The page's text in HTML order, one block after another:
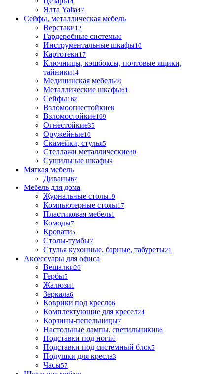
Ялта Yalta47
Сейфы, металлическая мебель
Верстаки12
Гардеробные системы0
Инструментальные шкафы10
Картотеки17
Ключницы, кэшбоксы, почтовые ящики,
тайники14
Медицинская мебель40
Металлические шкафы61
Сейфы162
Взломоогнестойкие8
Взломостойкие109
Огнестойкие35
Оружейные10
Скамейки, стулья5
Стеллажи металлические80
Сушильные шкафы9
Мягкая мебель
Диваны67
Мебель для дома
Журнальные столы19
Компьютерные столы17
Пластиковая мебель1
Комоды7
Кровати5
Столы-тумбы7
Стулья кухонные, барные, табуреты21
Аксессуары для офиса
Вешалки26
Гербы5
Жалюзи1
Зеркала6
Коврики под кресло6
Комплектующие для кресел24
Корзины-пепельницы7
Настольные лампы, светильники86
Подставки под ноги6
Подставки под системный блок5
Подушки для кресла3
Часы57